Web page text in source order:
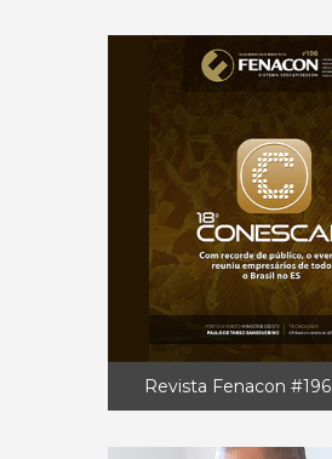
Revista Fenacon #196